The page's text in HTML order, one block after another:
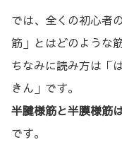
では、全くの初心者
筋」とはどのような
ちなみに読み方は「
きん」です。
半腱様筋と半膜様筋
です。